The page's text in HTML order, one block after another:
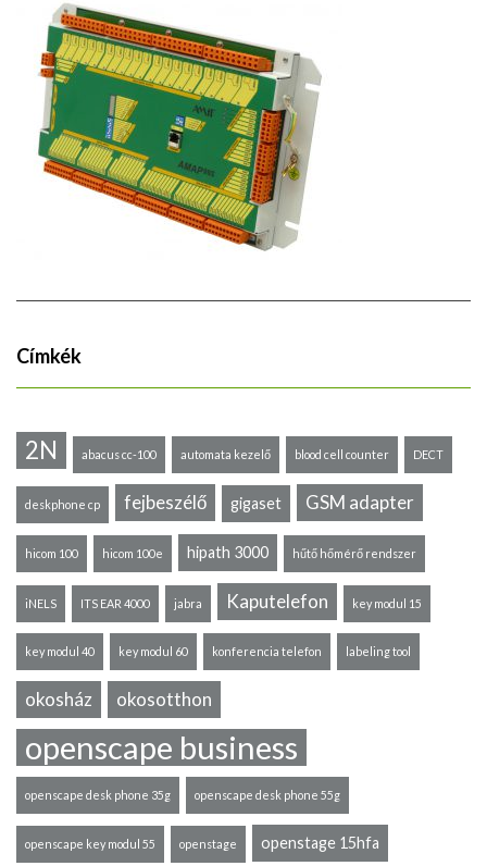
Címkék
2N abacus cc-100 automata kezelő blood cell counter DECT
deskphone cp fejbeszélő gigaset GSM adapter
hicom 100 hicom 100e hipath 3000 hűtő hőmérő rendszer
iNELS ITS EAR 4000 jabra Kaputelefon key modul 15
key modul 40 key modul 60 konferencia telefon labeling tool
okosház okosotthon
openscape business
openscape desk phone 35g openscape desk phone 55g
openscape key modul 55 openstage openstage 15hfa